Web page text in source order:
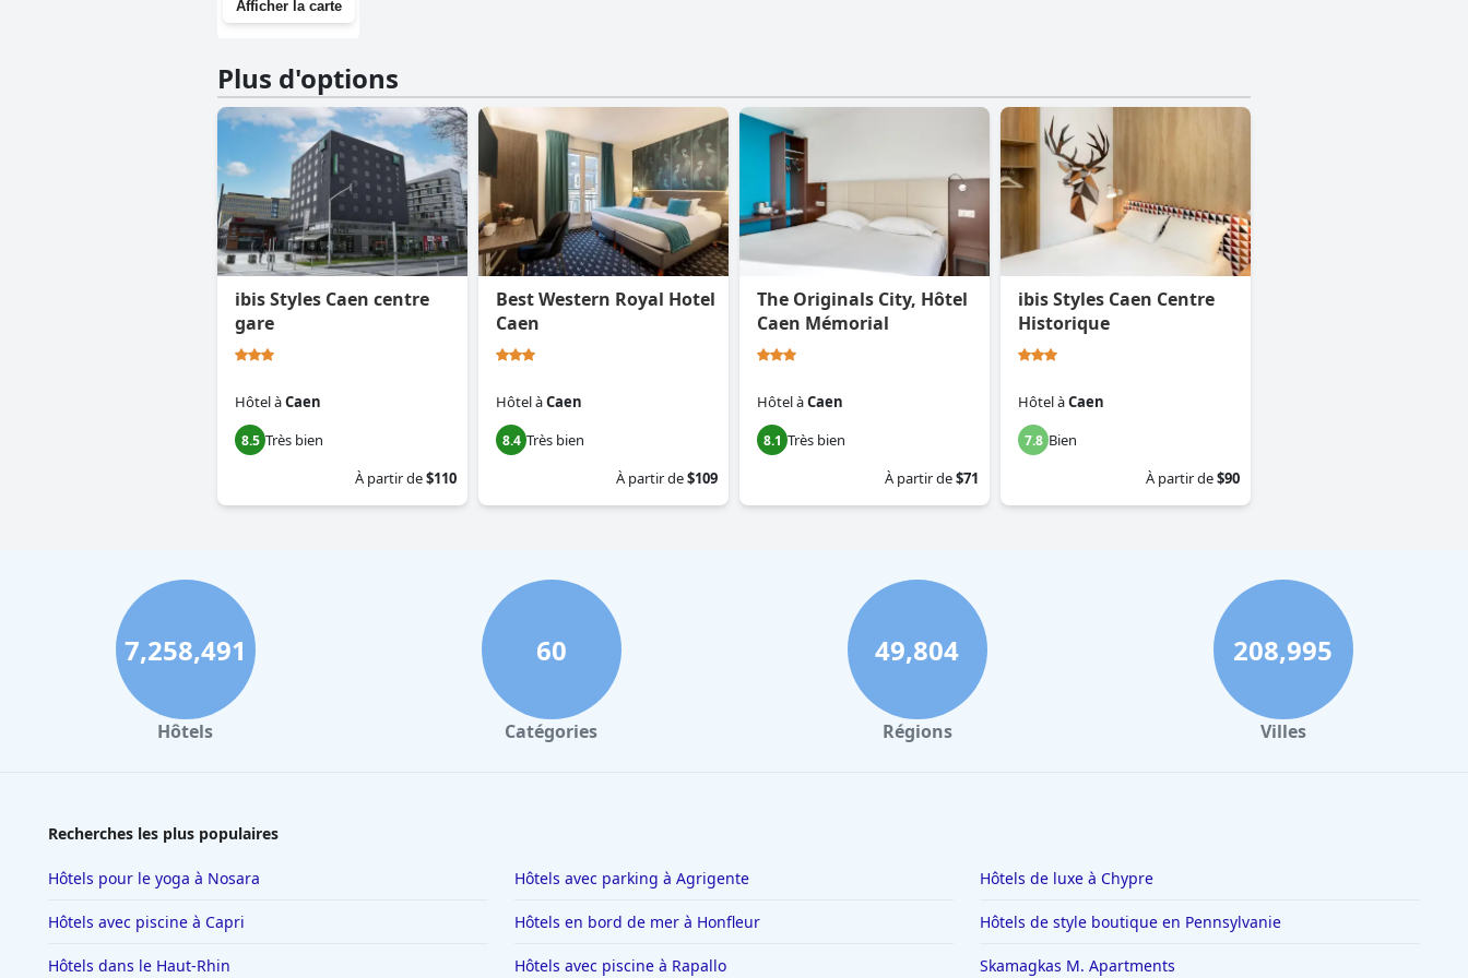
Afficher la carte
Plus d'options
ibis Styles Caen centre
gare
HôtelàCaen
8.5 Très bien
À partir de$110
Best Western Royal Hotel
Caen
HôtelàCaen
8.4 Très bien
À partir de$109
The Originals City, Hôtel
Caen Mémorial
HôtelàCaen
8.1 Très bien
À partir de$71
ibis Styles Caen Centre
Historique
HôtelàCaen
7.8 Bien
À partir de$90
7,258,491
Hôtels
60
Catégories
49,804
Régions
208,995
Villes
Recherches les plus populaires
Hôtels pour le yoga à Nosara Hôtels avec parking à Agrigente Hôtels de luxe à Chypre
Hôtels avec piscine à Capri Hôtels en bord de mer à Honfleur Hôtels de style boutique en Pennsylvanie
Hôtels dans le Haut-Rhin Hôtels avec piscine à Rapallo Skamagkas M. Apartments